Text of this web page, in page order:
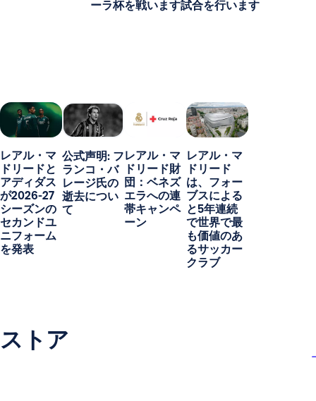
ーラ杯を戦います試合を行います
レアル・マ
ドリードと
アディダス
が2026-27
シーズンの
セカンドユ
ニフォーム
を発表
公式声明: フ
ランコ・バ
レージ氏の
逝去につい
て
レアル・マ
ドリード財
団：ベネズ
エラへの連
帯キャンペ
ーン
レアル・マ
ドリード
は、フォー
ブスによる
と5年連続
で世界で最
も価値のあ
るサッカー
クラブ
ストア